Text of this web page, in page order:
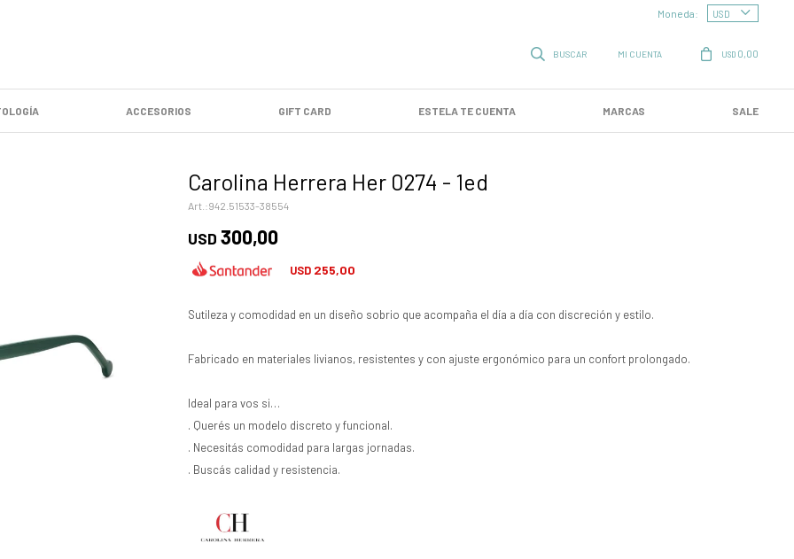
ACCESORIOS GIFT CARD ESTELA TE CUENTA MARCAS SALE
USD 0,00
Moneda:
Carolina Herrera Her 0274 - 1ed
942.51533-38554
USD 300,00
USD 255,00
Sutileza y comodidad en un diseño sobrio que acompaña el día a día con discreción y estilo.
Fabricado en materiales livianos, resistentes y con ajuste ergonómico para un confort prolongado.
Ideal para vos si…
. Querés un modelo discreto y funcional.
. Necesitás comodidad para largas jornadas.
. Buscás calidad y resistencia.